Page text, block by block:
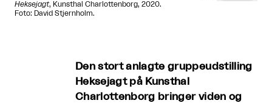
Heksejagt, Kunsthal Charlottenborg, 2020.
Foto: David Stjernholm.
Den stort anlagte gruppeudstilling
Heksejagt på Kunsthal
Charlottenborg bringer viden og